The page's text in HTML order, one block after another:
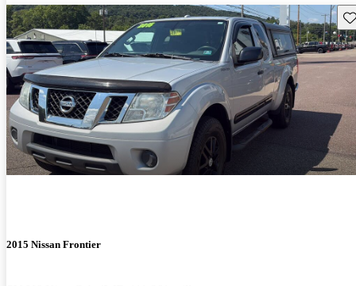
2015 Nissan Frontier